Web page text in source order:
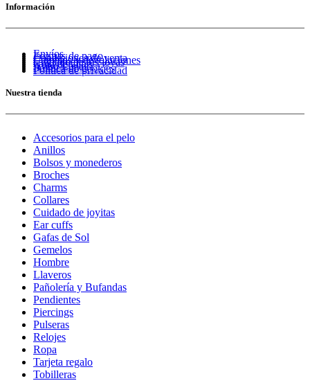
Información
Envíos
Formas de pago
Condiciones de venta
Cambios y devoluciones
Cuidado de tus joyas
Guía de tallas
Aviso Legal
Política de cookies
Política de privacidad
Nuestra tienda
Accesorios para el pelo
Anillos
Bolsos y monederos
Broches
Charms
Collares
Cuidado de joyitas
Ear cuffs
Gafas de Sol
Gemelos
Hombre
Llaveros
Pañolería y Bufandas
Pendientes
Piercings
Pulseras
Relojes
Ropa
Tarjeta regalo
Tobilleras